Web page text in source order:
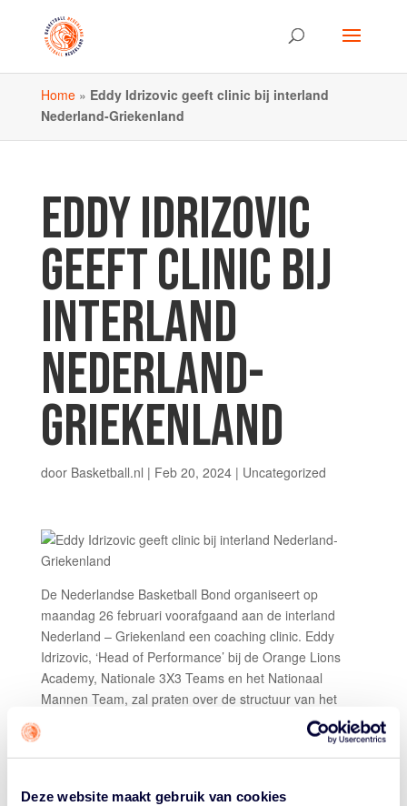
Deze website maakt gebruik van cookies
Home» Eddy Idrizovic geeft clinic bij interland
Nederland-Griekenland
EDDY IDRIZOVIC
GEEFT CLINIC BIJ
INTERLAND
NEDERLAND-
GRIEKENLAND
door Basketball.nl | Feb 20, 2024| Uncategorized
De Nederlandse Basketball Bond organiseert op
maandag 26 februari voorafgaand aan de interland
Nederland – Griekenland een coaching clinic. Eddy
Idrizovic, ‘Head of Performance’ bij de Orange Lions
Academy, Nationale 3X3 Teams en het Nationaal
Mannen Team, zal praten over de structuur van het
Daarnaast gaat hij in op de verschillen in aanpak tussen
Nederlandse mannenteam draait is logischerwijs anders